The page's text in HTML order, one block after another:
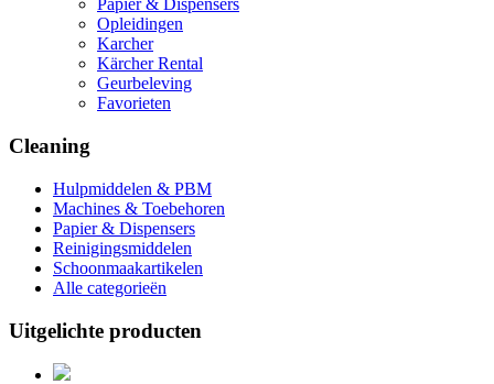
Papier & Dispensers
Opleidingen
Karcher
Kärcher Rental
Geurbeleving
Favorieten
Cleaning
Hulpmiddelen & PBM
Machines & Toebehoren
Papier & Dispensers
Reinigingsmiddelen
Schoonmaakartikelen
Alle categorieën
Uitgelichte producten